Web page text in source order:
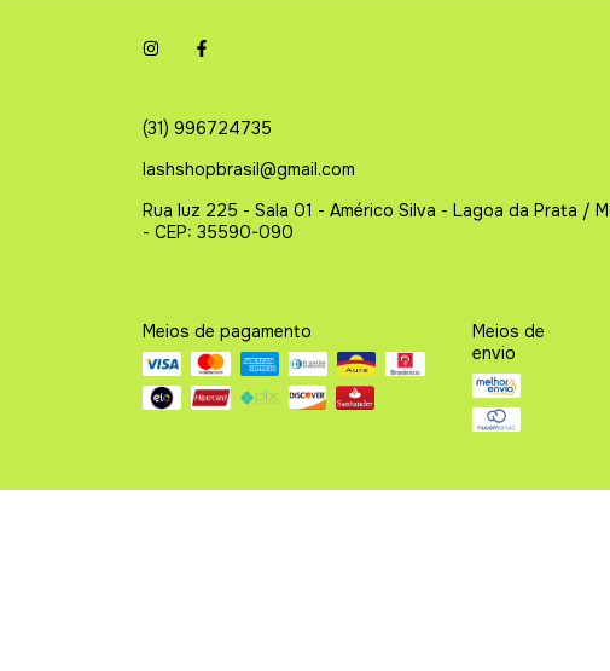
(31) 996724735
lashshopbrasil@gmail.com
Rua luz 225 - Sala 01 - Américo Silva - Lagoa da Prata /
- CEP: 35590-090
Meios de pagamento
Meios de
envio